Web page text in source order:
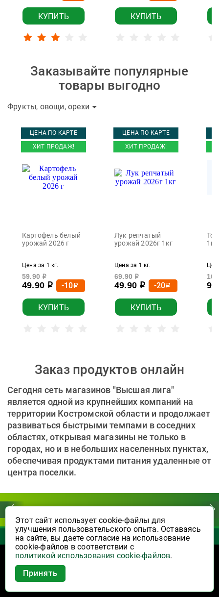
КУПИТЬ КУПИТЬ
Заказывайте популярные
товары выгодно
Фрукты, овощи, орехи
ЦЕНА ПО КАРТЕ
ХИТ ПРОДАЖ!
Картофель белый
урожай 2026 г
Цена за 1 кг.
59.90 р
49.90 р -10р
КУПИТЬ
ЦЕНА ПО КАРТЕ
ХИТ ПРОДАЖ!
Лук репчатый
урожай 2026г 1кг
Цена за 1 кг.
69.90 р
49.90 р -20р
КУПИТЬ
1кг
Заказ продуктов онлайн
Сегодня сеть магазинов "Высшая лига"
является одной из крупнейших компаний на
территории Костромской области и продолжает
развиваться быстрыми темпами в соседних
областях, открывая магазины не только в
городах, но и в небольших населенных пунктах,
обеспечивая продуктами питания удаленные от
центра поселки.
Молоко, сыр, яйцо Фрукты, овощи, орехи
Интернет-магазин
Этот сайт использует cookie-файлы для
улучшения пользовательского опыта. Оставаясь
на сайте, вы даете согласие на использование
cookie-файлов в соответствии с
политикой использования cookie-файлов.
Принять
Приложение Высшая Лига в
вашем мобильном!